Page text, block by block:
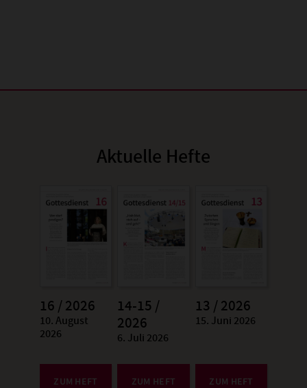
Aktuelle Hefte
16 / 2026
:
10. August
2026
ZUM HEFT
14-15 /
2026
:
6. Juli 2026
ZUM HEFT
13 / 2026
:
15. Juni 2026
ZUM HEFT